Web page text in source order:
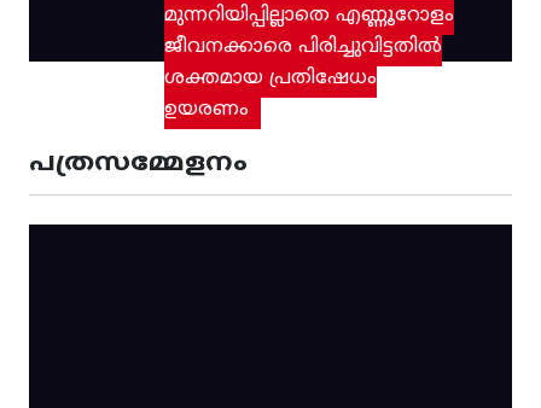
മുന്നറിയിപ്പില്ലാതെ എണ്ണൂറോളം
ജീവനക്കാരെ പിരിച്ചുവിട്ടതിൽ‌
ശക്തമായ പ്രതിഷേധം
ഉയരണം
പത്രസമ്മേളനം